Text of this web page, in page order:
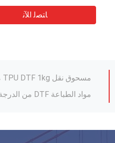
ﺎﺘﺼﻟ ﺍﻶﻧ
مقاومة المياه مواد الطباعة DTF البيضاء Tpu مسحوق نقل DTF
مسحوق DTF الملصق 1kg مسحوق ذوبان ساخن أبيض لجهاز هز DTF